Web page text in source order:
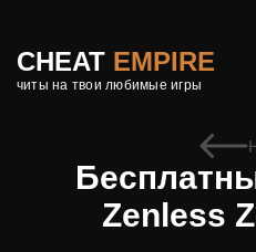
CHEAT EMPIRE
читы на твои любимые игры
Zenless